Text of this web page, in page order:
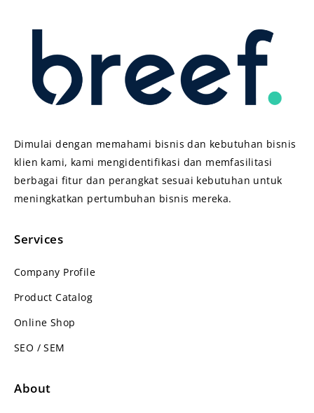
Dimulai dengan memahami bisnis dan kebutuhan bisnis
klien kami, kami mengidentifikasi dan memfasilitasi
berbagai fitur dan perangkat sesuai kebutuhan untuk
meningkatkan pertumbuhan bisnis mereka.
Services
Company Profile
Product Catalog
Online Shop
SEO / SEM
About